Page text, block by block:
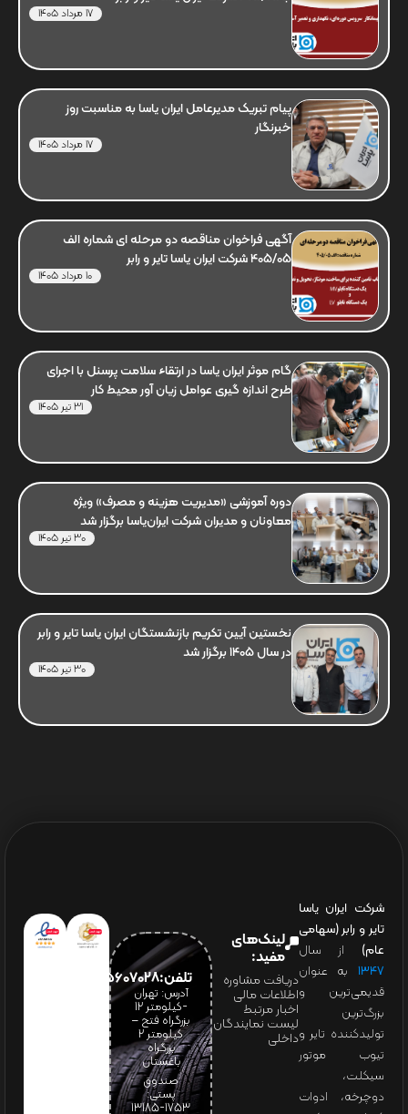
17 مرداد 1405
پیام تبریک مدیرعامل ایران یاسا به مناسبت روز
خبرنگار
17 مرداد 1405
آگهی فراخوان مناقصه دو مرحله ای شماره الف
405/05 شرکت ایران یاسا تایر و رابر
10 مرداد 1405
گام موثر ایران یاسا در ارتقاء سلامت پرسنل با اجرای
طرح اندازه گیری عوامل زیان آور محیط کار
31 تیر 1405
دوره آموزشی «مدیریت هزینه و مصرف» ویژه
معاونان و مدیران شرکت ایران‌یاسا برگزار شد
30 تیر 1405
نخستین آیین تکریم بازنشستگان ایران یاسا تایر و رابر
در سال 1405 برگزار شد
30 تیر 1405
شرکت ایران یاسا
تایر و رابر (سهامی
عام) از سال
۱۳۴۷ به عنوان
قدیمی‌ترین و
بزرگ‌ترین
تولیدکننده تایر و
تیوب موتور
سیکلت،
دوچرخه، ادوات
لینک‌های
مفید:
دریافت مشاوره
اطلاعات مالی
اخبار مرتبط
لیست نمایندگان
داخلی
تلفن:65607028(021)
آدرس: تهران
-کیلومتر 12
بزرگراه فتح –
کیلومتر ۲
بزرگراه
باغستان
صندوق
پستی:
1753-13185